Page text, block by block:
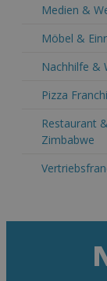
Medien &
Möbel &
Nachhilfe &
Pizza
Restaurant
Zimbabwe